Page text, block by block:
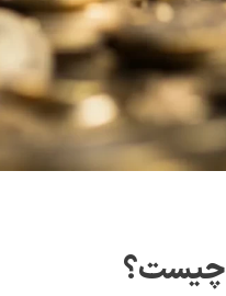
چیست؟